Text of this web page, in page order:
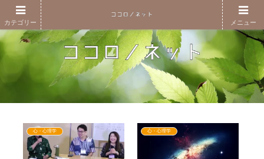
心・心理学 心・心理学
カテゴリー メニュー